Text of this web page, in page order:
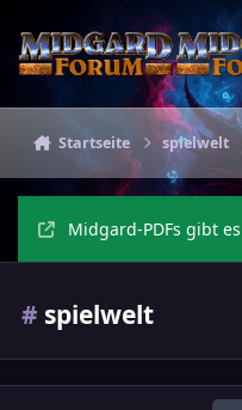
Startseite spielwelt
Midgard-PDFs gibt
# spielwelt